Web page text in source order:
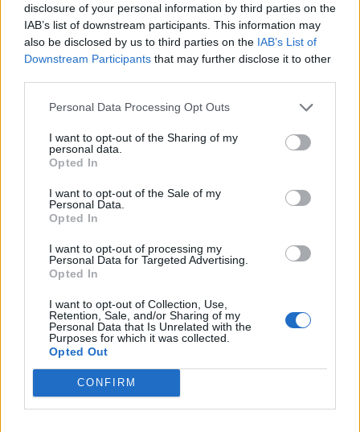
disclosure of your personal information by third parties on the
IAB’s list of downstream participants. This information may
also be disclosed by us to third parties on the IAB’s List of
Downstream Participants that may further disclose it to other
Personal Data Processing Opt Outs
I want to opt-out of the Sharing of my
personal data.
Opted In
I want to opt-out of the Sale of my
Personal Data.
Opted In
I want to opt-out of processing my
Personal Data for Targeted Advertising.
Opted In
I want to opt-out of Collection, Use,
Retention, Sale, and/or Sharing of my
Personal Data that Is Unrelated with the
Purposes for which it was collected.
Opted Out
CONFIRM
ΡΟΗ ΕΙΔΗΣΕΩΝ
ΕΙΝΑΠ: Αιφνιδιαστική απόφαση για το Σισμανόγλειο
το εντάσσει στις πρωινές εφημερίες της Αττικής
07 Αυγούστου 2026
Σταφυλόκοκκος: Η δύσκολη λοίμωξη του
καλοκαιριού – Τι να προσέχετε, ειδικά στα παιδιά